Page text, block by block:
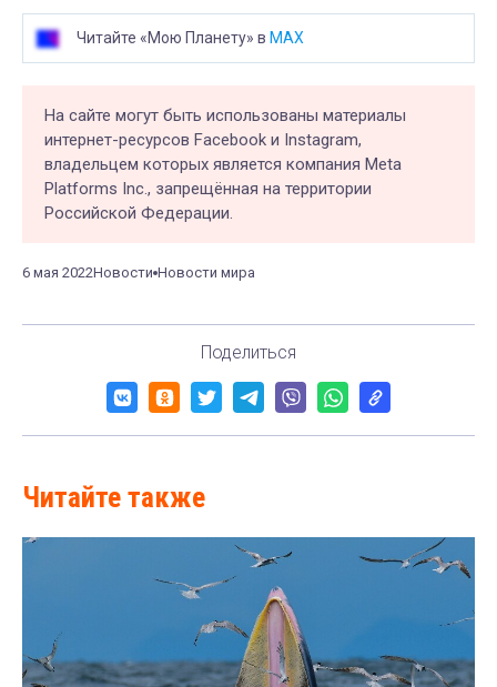
Читайте «Мою Планету» в MAX
На сайте могут быть использованы материалы
интернет-ресурсов Facebook и Instagram,
владельцем которых является компания Meta
Platforms Inc., запрещённая на территории
Российской Федерации.
6 мая 2022Новости Новости мира
Поделиться
Читайте также